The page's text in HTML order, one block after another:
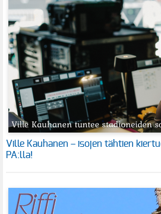
Ville Kauhanen – isojen tähtien
PA:lla!